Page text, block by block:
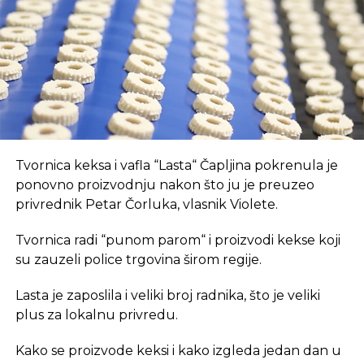
suvremeni način rada.
REKLAMA
U coworking prostoru, radnici su okruženi sličnim
profesionalcima, što potiče produktivnost i radnu
atmosferu koju je teško postići u kućnom
Dodatna prednost coworkinga je umrežavanje i
prostoru omogućava razmjenu ideja, kontakata i
suradnji, čime coworking prostor postaje inkubator
Tvornica keksa i vafla “Lasta“ Čapljina pokrenula je
ponovno proizvodnju nakon što ju je preuzeo
privrednik Petar Čorluka, vlasnik Violete.
Tvornica radi “punom parom“ i proizvodi kekse koji
su zauzeli police trgovina širom regije.
Lasta je zaposlila i veliki broj radnika, što je veliki
plus za lokalnu privredu.
Kako se proizvode keksi i kako izgleda jedan dan u